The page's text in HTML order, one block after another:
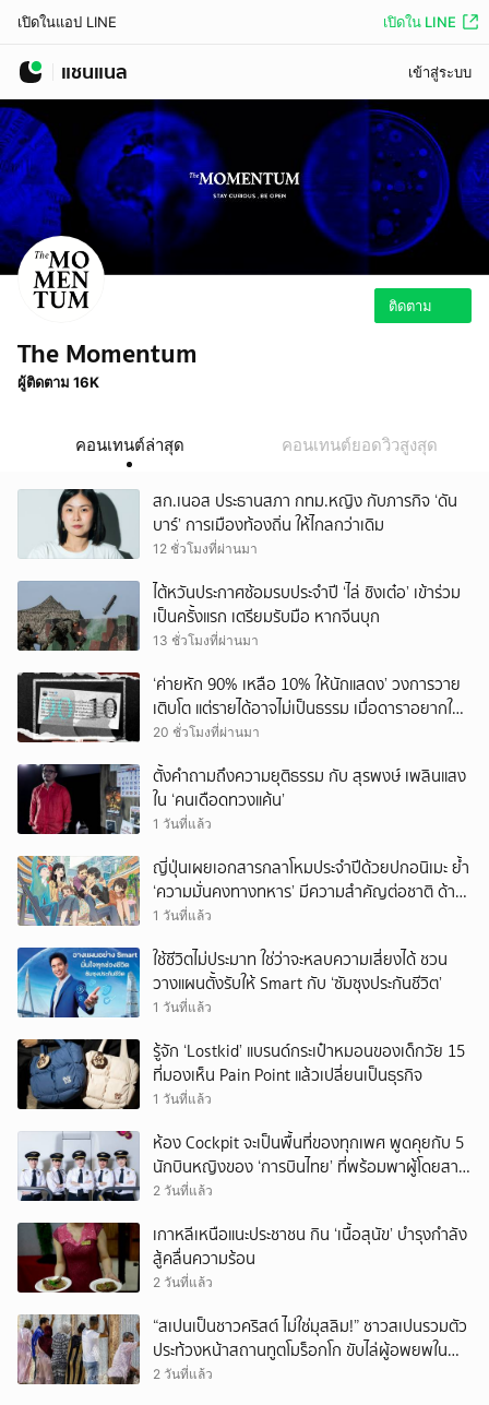
เปิดในแอป LINE เปิดใน LINE
แชนแนล เข้าสู่ระบบ
ติดตาม
The Momentum
ผู้ติดตาม 16K
คอนเทนต์ล่าสุด คอนเทนต์ยอดวิวสูงสุด
สก.เนอส ประธานสภา กทม.หญิง กับภารกิจ ‘ดัน
บาร์’ การเมืองท้องถิ่น ให้ไกลกว่าเดิม
12 ชั่วโมงที่ผ่านมา
ไต้หวันประกาศซ้อมรบประจำปี ‘ไล่ ชิงเต๋อ’ เข้าร่วม
เป็นครั้งแรก เตรียมรับมือ หากจีนบุก
13 ชั่วโมงที่ผ่านมา
‘ค่ายหัก 90% เหลือ 10% ให้นักแสดง’ วงการวาย
เติบโต แต่รายได้อาจไม่เป็นธรรม เมื่อดาราอยากให้มี
‘สัญญามาตรฐาน’
20 ชั่วโมงที่ผ่านมา
ตั้งคำถามถึงความยุติธรรม กับ สุรพงษ์ เพลินแสง
ใน ‘คนเดือดทวงแค้น’
1 วันที่แล้ว
ญี่ปุ่นเผยเอกสารกลาโหมประจำปีด้วยปกอนิเมะ ย้ำ
‘ความมั่นคงทางทหาร’ มีความสำคัญต่อชาติ ด้าน
จีนเตือน ขออย่าซ้ำรอยประวัติศาสตร์
1 วันที่แล้ว
ใช้ชีวิตไม่ประมาท ใช่ว่าจะหลบความเสี่ยงได้ ชวน
วางแผนตั้งรับให้ Smart กับ ‘ซัมซุงประกันชีวิต’
1 วันที่แล้ว
รู้จัก ‘Lostkid’ แบรนด์กระเป๋าหมอนของเด็กวัย 15
ที่มองเห็น Pain Point แล้วเปลี่ยนเป็นธุรกิจ
1 วันที่แล้ว
ห้อง Cockpit จะเป็นพื้นที่ของทุกเพศ พูดคุยกับ 5
นักบินหญิงของ ‘การบินไทย’ ที่พร้อมพาผู้โดยสาร
บินไปทั่วโลก
2 วันที่แล้ว
เกาหลีเหนือแนะประชาชน กิน ‘เนื้อสุนัข’ บำรุงกำลัง
สู้คลื่นความร้อน
2 วันที่แล้ว
“สเปนเป็นชาวคริสต์ ไม่ใช่มุสลิม!” ชาวสเปนรวมตัว
ประท้วงหน้าสถานทูตโมร็อกโก ขับไล่ผู้อพยพใน
เมืองเซวตาออกนอกประเทศ
2 วันที่แล้ว